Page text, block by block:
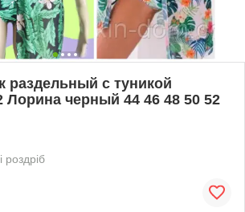
раздельный с туникой
Лорина черный 44 46 48 50 52
роздріб